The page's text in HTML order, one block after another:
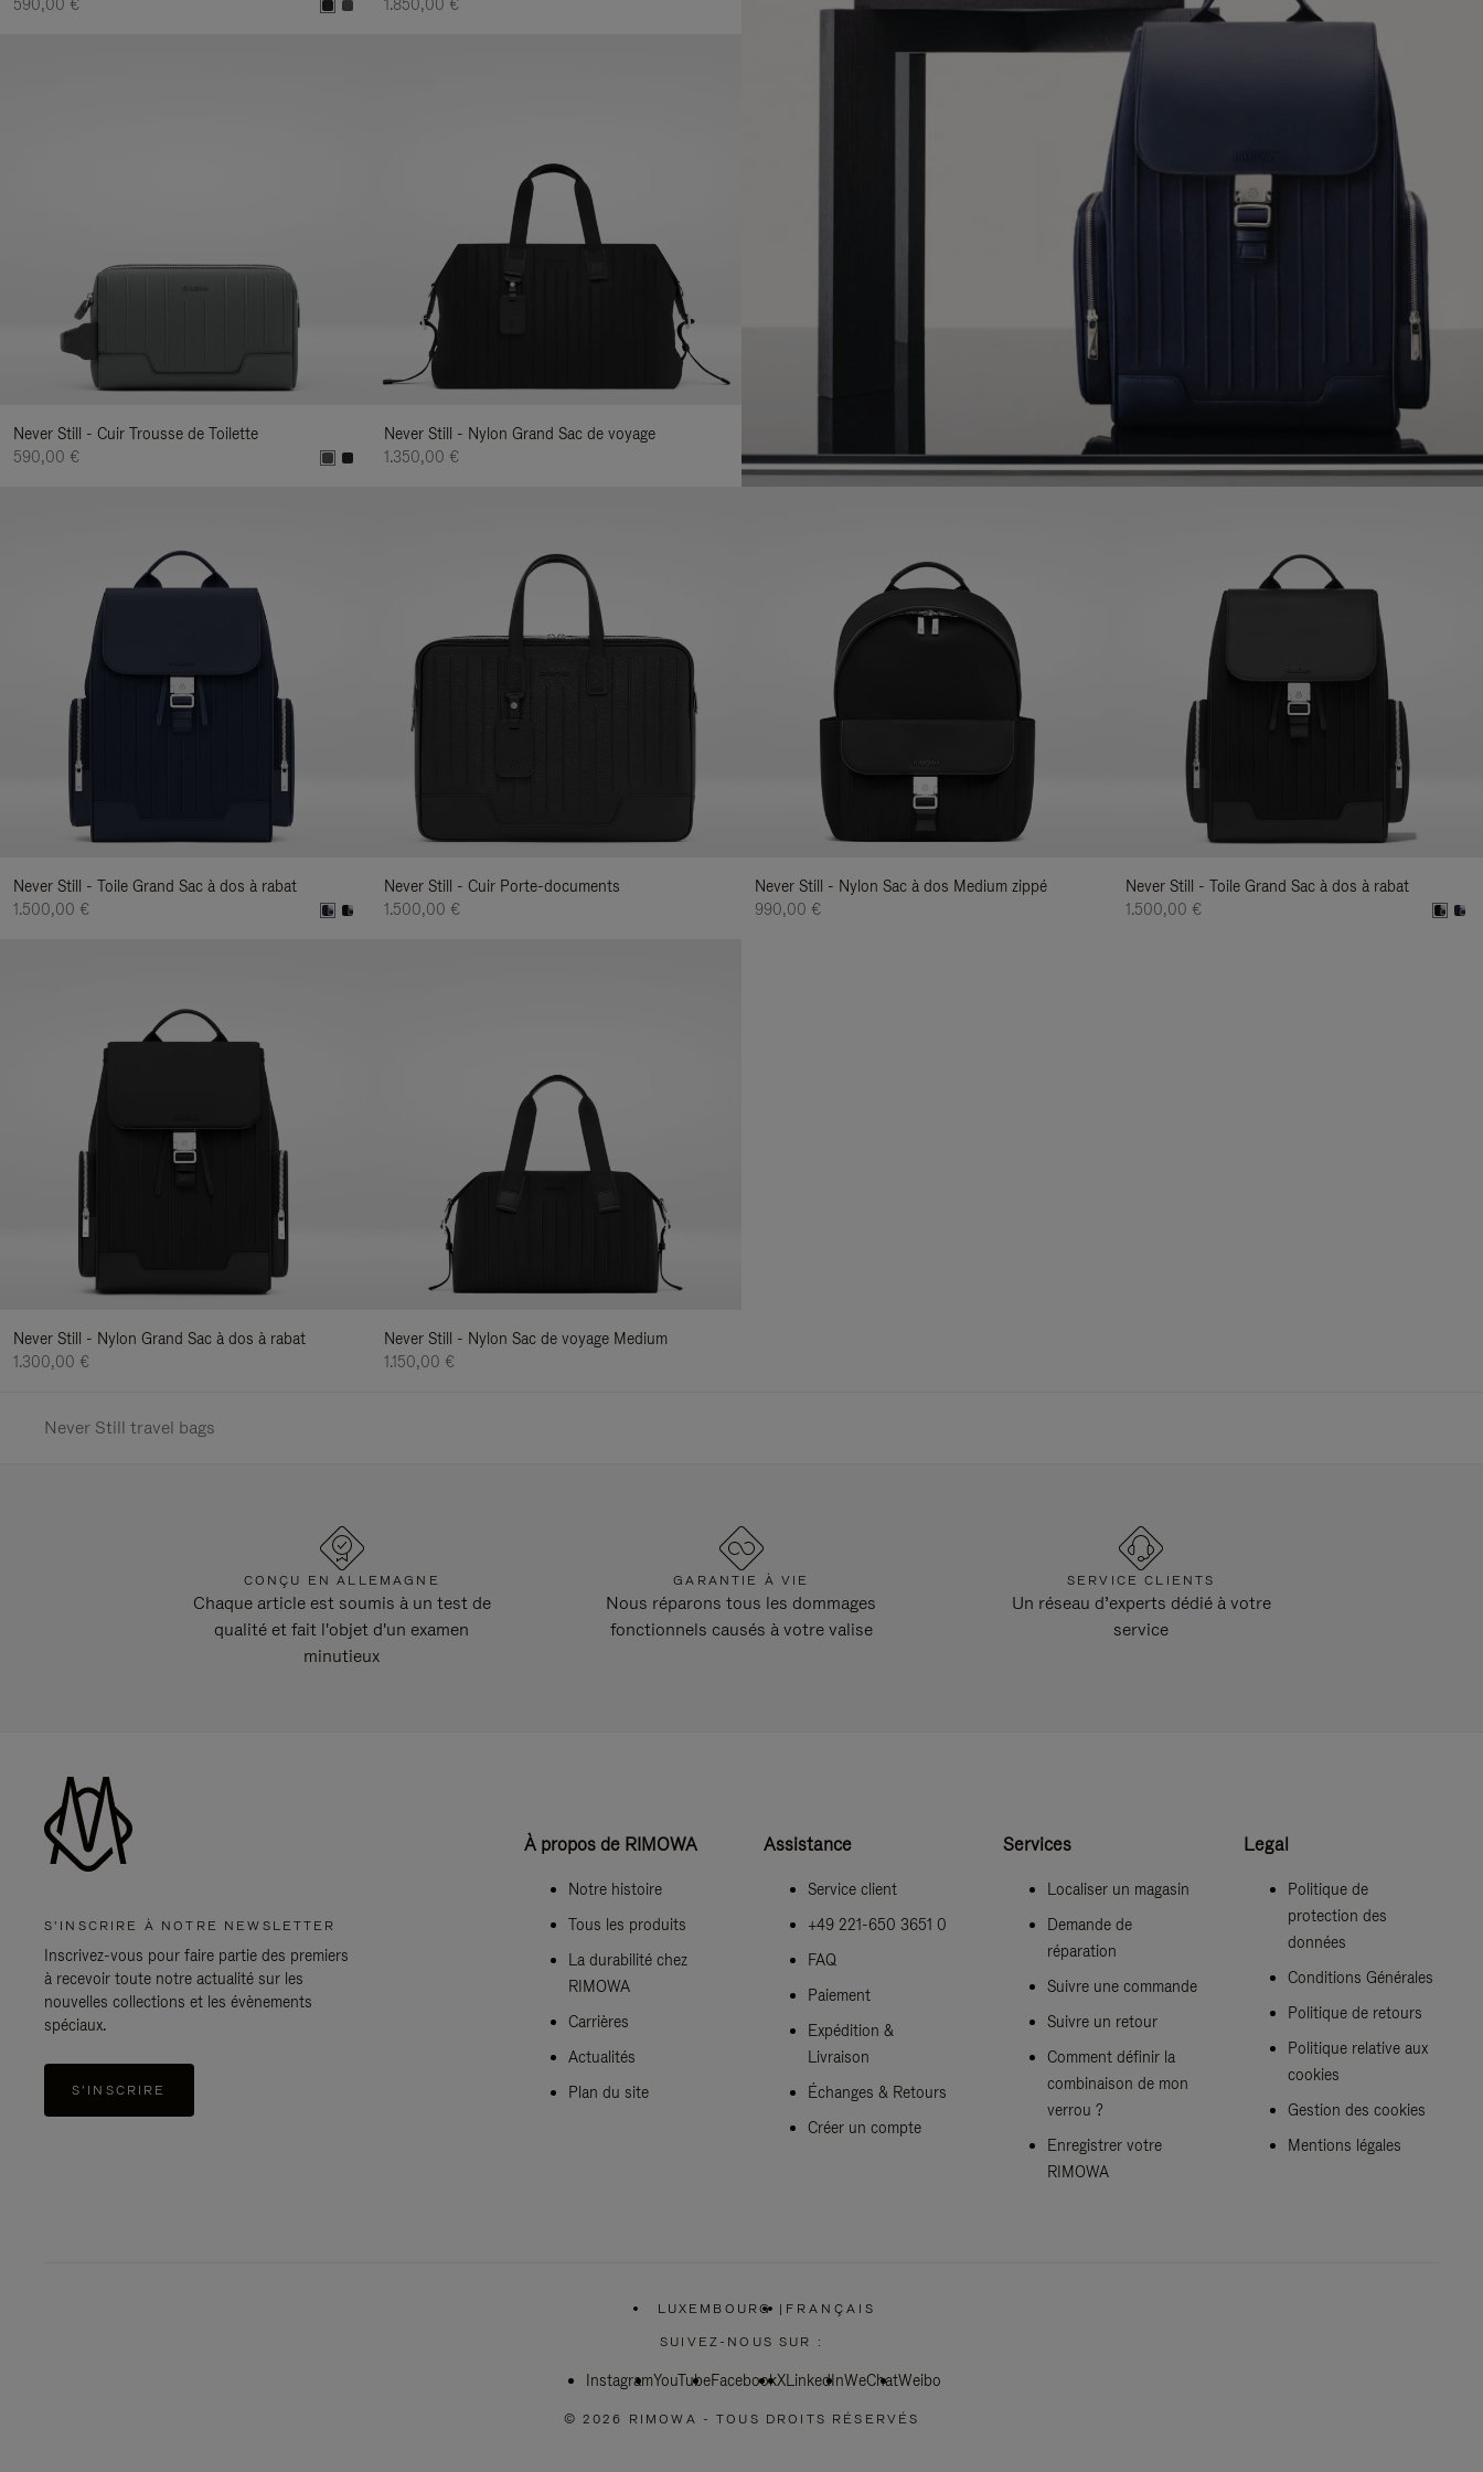
590,00 €
1.850,00 €
Never Still - Cuir Trousse de Toilette
590,00 €
Never Still - Nylon Grand Sac de voyage
1.350,00 €
Never Still - Toile Grand Sac à dos à rabat
1.500,00 €
Never Still - Cuir Porte-documents
1.500,00 €
Never Still - Nylon Sac à dos Medium zippé
990,00 €
Never Still - Toile Grand Sac à dos à rabat
1.500,00 €
Never Still - Nylon Grand Sac à dos à rabat
1.300,00 €
Never Still - Nylon Sac de voyage Medium
1.150,00 €
Never Still travel bags
CONÇU EN ALLEMAGNE
Chaque article est soumis à un test de
qualité et fait l'objet d'un examen
minutieux
GARANTIE À VIE
Nous réparons tous les dommages
fonctionnels causés à votre valise
SERVICE CLIENTS
Un réseau d’experts dédié à votre
service
S'INSCRIRE À NOTRE NEWSLETTER
Inscrivez-vous pour faire partie des premiers
à recevoir toute notre actualité sur les
nouvelles collections et les évènements
spéciaux.
S'INSCRIRE
À propos de RIMOWA
Notre histoire
Tous les produits
La durabilité chez
RIMOWA
Carrières
Actualités
Plan du site
Assistance
Service client
+49 221-650 3651 0
FAQ
Paiement
Expédition &
Livraison
Échanges & Retours
Créer un compte
Services
Localiser un magasin
Demande de
réparation
Suivre une commande
Suivre un retour
Comment définir la
combinaison de mon
verrou ?
Enregistrer votre
RIMOWA
Legal
Politique de
protection des
données
Conditions Générales
Politique de retours
Politique relative aux
cookies
Gestion des cookies
Mentions légales
LUXEMBOURG
SÉLECTIONNEZ
VOTRE
| FRANÇAIS
SUIVEZ-NOUS SUR :
InstagramYouTubeFacebookXLinkedInWeChatWeibo
© 2026 RIMOWA - TOUS DROITS RÉSERVÉS